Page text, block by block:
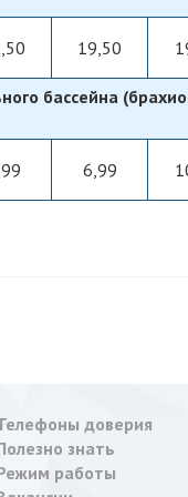
19,50
бассейна
6,99
доверия
знать
работы